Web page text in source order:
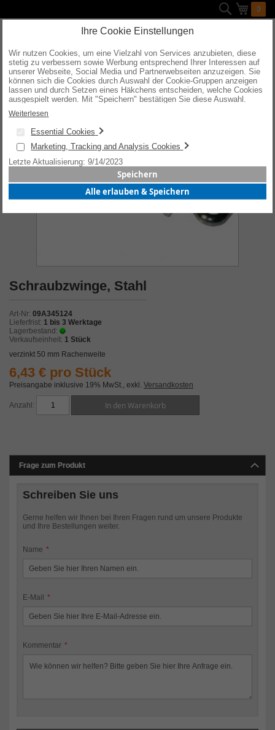
Inhalt
Mein
0
Suche
Zum
Ende
der
Bildergalerie
springen
Zum
Anfang
springen
Schraubzwinge, Stahl
Art-Nr 09A345124
Lieferfrist 1 bis 3 Werktage
Lagerbestand
Verkaufseinheit 1 Stück
verzinkt 50 mm Rachenweite
6,43 € pro Stück
Preisangabe inklusive 19% MwSt., exkl. Versandkosten
Anzahl In den Warenkorb
Frage zum Produkt
Schreiben Sie uns
Gerne helfen wir Ihnen bei Ihren Fragen rund um unsere Produkte
und Ihre Bestellungen weiter.
Name
E-Mail
Kommentar
Ihre Cookie Einstellungen
Wir nutzen Cookies, um eine Vielzahl von Services anzubieten, diese
stetig zu verbessern sowie Werbung entsprechend Ihrer Interessen auf
unserer Webseite, Social Media und Partnerwebseiten anzuzeigen. Sie
können sich die Cookies durch Auswahl der Cookie-Gruppen anzeigen
lassen und durch Setzen eines Häkchens entscheiden, welche Cookies
ausgespielt werden. Mit "Speichern" bestätigen Sie diese Auswahl.
Wenn Sie "alle erlauben & speichern" wählen, willigen Sie in die
Verwendung aller Cookies ein. Weitere Informationen erhalten Sie nach
Ihrer Bestätigung in unserer Datenschutzerklärung.
Weiterlesen
Essential Cookies
Marketing, Tracking and Analysis Cookies
Letzte Aktualisierung: 9/14/2023
Speichern
Alle erlauben & Speichern